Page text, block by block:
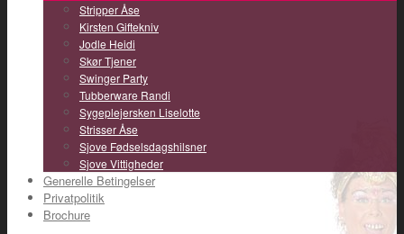
Stripper Åse
Kirsten Giftekniv
Jodle Heidi
Skør Tjener
Swinger Party
Tubberware Randi
Sygeplejersken Liselotte
Strisser Åse
Sjove Fødselsdagshilsner
Sjove Vittigheder
Generelle Betingelser
Privatpolitik
Brochure